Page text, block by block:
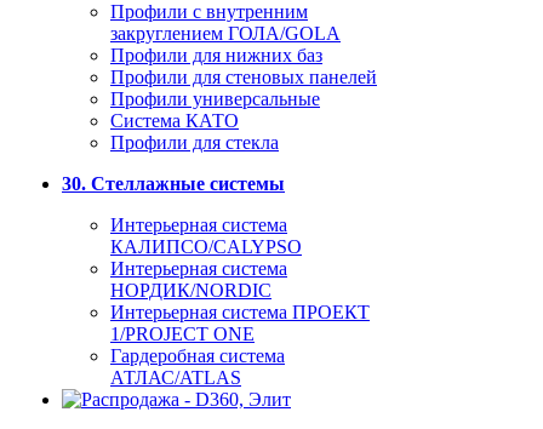
Профили с внутренним
закруглением ГОЛА/GOLA
Профили для нижних баз
Профили для стеновых панелей
Профили универсальные
Система КАТО
Профили для стекла
30. Стеллажные системы
Интерьерная система
КАЛИПСО/CALYPSO
Интерьерная система
НОРДИК/NORDIC
Интерьерная система ПРОЕКТ
1/PROJECT ONE
Гардеробная система
АТЛАС/ATLAS